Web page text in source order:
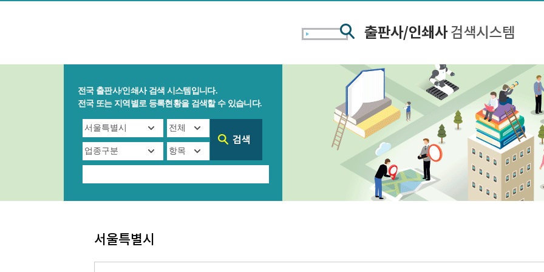
전국 출판사/인쇄사 검색 시스템입니다.
전국 또는 지역별로 등록현황을 검색할 수 있습니다.
서울특별시